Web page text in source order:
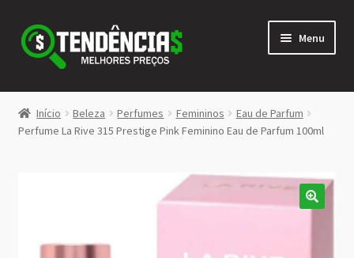
Pular
para
navegação
Pular
para
conteúdo
Menu
LOJA
<>
Início Beleza Perfumes Femininos
Eau de Parfum
Perfume La Rive 315 Prestige Pink Feminino Eau de Parfum 100ml